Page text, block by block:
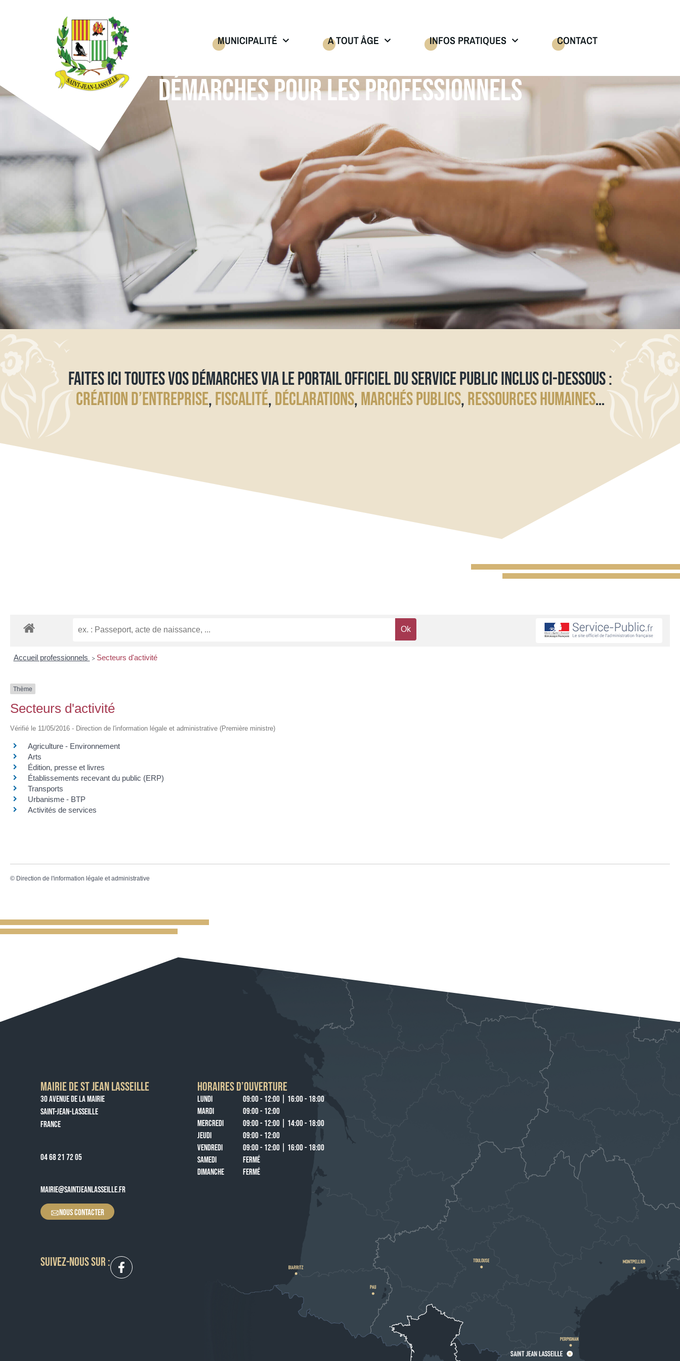
MUNICIPALITÉ A TOUT ÂGE INFOS PRATIQUES CONTACT
DÉMARCHES POUR LES PROFESSIONNELS
FAITES ICI TOUTES VOS DÉMARCHES VIA LE PORTAIL OFFICIEL DU SERVICE PUBLIC INCLUS CI-DESSOUS :
CRÉATION D’ENTREPRISE,FISCALITÉ,DÉCLARATIONS,MARCHÉS PUBLICS,RESSOURCES HUMAINES…
Accueil professionnels > Secteurs d'activité
Thème
Secteurs d'activité
Vérifié le 11/05/2016 - Direction de l'information légale et administrative (Première ministre)
Agriculture - Environnement
Arts
Édition, presse et livres
Établissements recevant du public (ERP)
Transports
Urbanisme - BTP
Activités de services
© Direction de l'information légale et administrative
MAIRIE DE ST JEAN LASSEILLE
30 AVENUE DE LA MAIRIE
SAINT-JEAN-LASSEILLE
FRANCE
04 68 21 72 05
MAIRIE@SAINTJEANLASSEILLE.FR
NOUS CONTACTER
HORAIRES D’OUVERTURE
LUNDI
09:00 - 12:00 | 16:00 - 18:00
MARDI
09:00 - 12:00
MERCREDI
09:00 - 12:00 | 14:00 - 18:00
JEUDI
09:00 - 12:00
VENDREDI
09:00 - 12:00 | 16:00 - 18:00
SAMEDI
FERMÉ
DIMANCHE
FERMÉ
SUIVEZ-NOUS SUR :